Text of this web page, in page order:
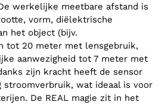
werkelijke meetbare afstand is
vorm, diëlektrische
het object (bijv.
tot 20 meter met lensgebruik,
aanwezigheid tot 7 meter met
zijn kracht heeft de sensor
stroomverbruik, wat ideaal is voor
De REAL magie zit in het